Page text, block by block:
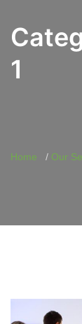
1
Home Our